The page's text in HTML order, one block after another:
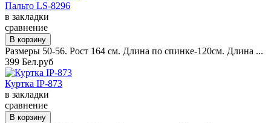
Пальто LS-8296
в закладки
сравнение
Размеры 50-56. Рост 164 см. Длина по спинке-120см. Длина ...
399 Бел.руб
Куртка IP-873
в закладки
сравнение